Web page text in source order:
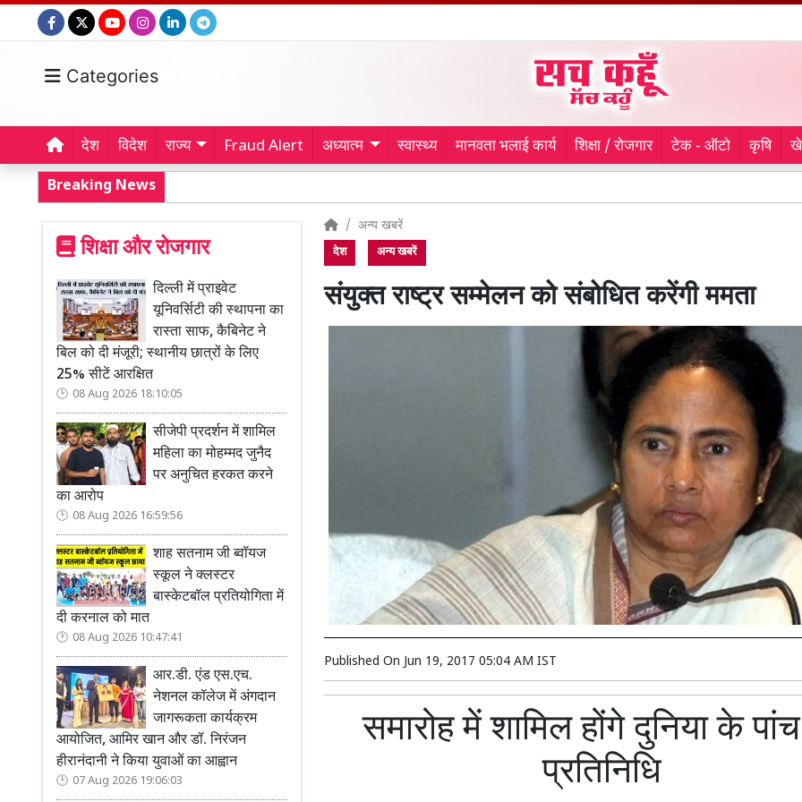
Categories
देश विदेश राज्य Fraud Alert अध्यात्म स्वास्थ्य मानवता भलाई कार्य शिक्षा / रोजगार टेक - ऑटो कृषि
Breaking News
शिक्षा और रोजगार
दिल्ली में प्राइवेट
यूनिवर्सिटी की स्थापना का
रास्ता साफ, कैबिनेट ने
बिल को दी मंजूरी; स्थानीय छात्रों के लिए
25% सीटें आरक्षित
08 Aug 2026 18:10:05
सीजेपी प्रदर्शन में शामिल
महिला का मोहम्मद जुनैद
पर अनुचित हरकत करने
का आरोप
08 Aug 2026 16:59:56
शाह सतनाम जी ब्वॉयज
स्कूल ने क्लस्टर
बास्केटबॉल प्रतियोगिता में
दी करनाल को मात
08 Aug 2026 10:47:41
आर.डी. एंड एस.एच.
नेशनल कॉलेज में अंगदान
जागरूकता कार्यक्रम
आयोजित, आमिर खान और डॉ. निरंजन
हीरानंदानी ने किया युवाओं का आह्वान
07 Aug 2026 19:06:03
अन्य खबरें
देश अन्य खबरें
संयुक्त राष्ट्र सम्मेलन को संबोधित करेंगी ममता
Published On Jun 19, 2017 05:04 AM IST
समारोह में शामिल होंगे दुनिया के
प्रतिनिधि